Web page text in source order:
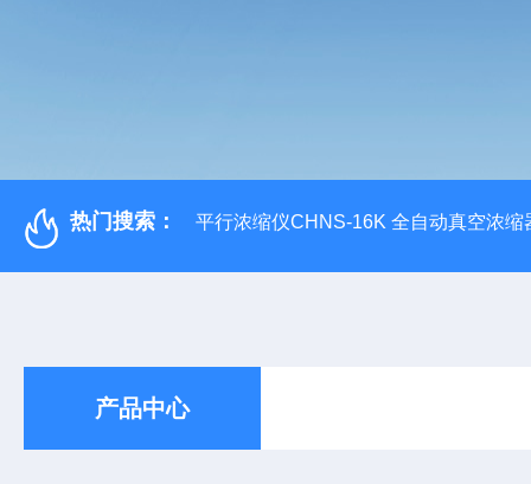
热门搜索： 平行浓缩仪CHNS-16K 全自动真空浓缩
产品中心